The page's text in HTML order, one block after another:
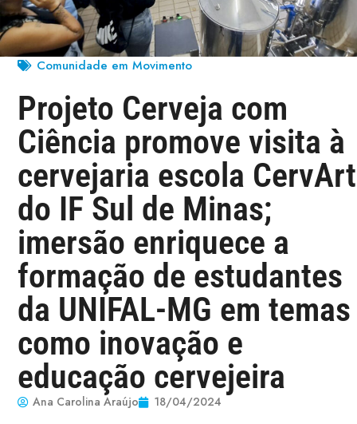
Comunidade em Movimento
Projeto Cerveja com
Ciência promove visita à
cervejaria escola CervArt
do IF Sul de Minas;
imersão enriquece a
formação de estudantes
da UNIFAL-MG em temas
como inovação e
educação cervejeira
Ana Carolina Araújo 18/04/2024